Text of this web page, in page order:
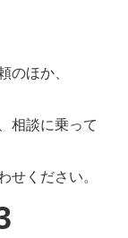
のほか、
相談に乗って
せください。